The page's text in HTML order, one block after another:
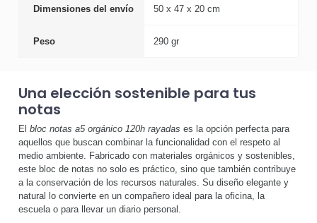
Dimensiones del envío 50 x 47 x 20 cm
Peso 290 gr
Una elección sostenible para tus
notas
El bloc notas a5 orgánico 120h rayadas es la opción perfecta para
aquellos que buscan combinar la funcionalidad con el respeto al
medio ambiente. Fabricado con materiales orgánicos y sostenibles,
este bloc de notas no solo es práctico, sino que también contribuye
a la conservación de los recursos naturales. Su diseño elegante y
natural lo convierte en un compañero ideal para la oficina, la
escuela o para llevar un diario personal.